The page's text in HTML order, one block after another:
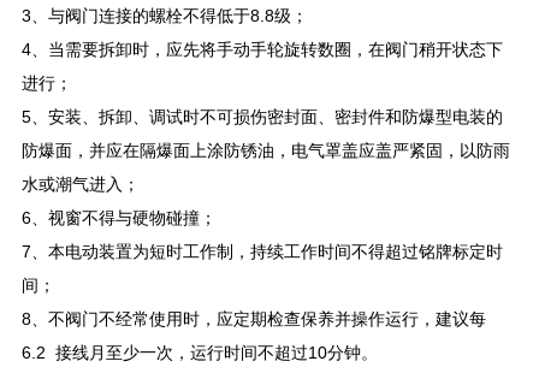
3、与阀门连接的螺栓不得低于8.8级；
4、当需要拆卸时，应先将手动手轮旋转数圈，在阀门稍开状态下
进行；
5、安装、拆卸、调试时不可损伤密封面、密封件和防爆型电装的
防爆面，并应在隔爆面上涂防锈油，电气罩盖应盖严紧固，以防雨
水或潮气进入；
6、视窗不得与硬物碰撞；
7、本电动装置为短时工作制，持续工作时间不得超过铭牌标定时
间；
8、不阀门不经常使用时，应定期检查保养并操作运行，建议每
6.2 接线月至少一次，运行时间不超过10分钟。